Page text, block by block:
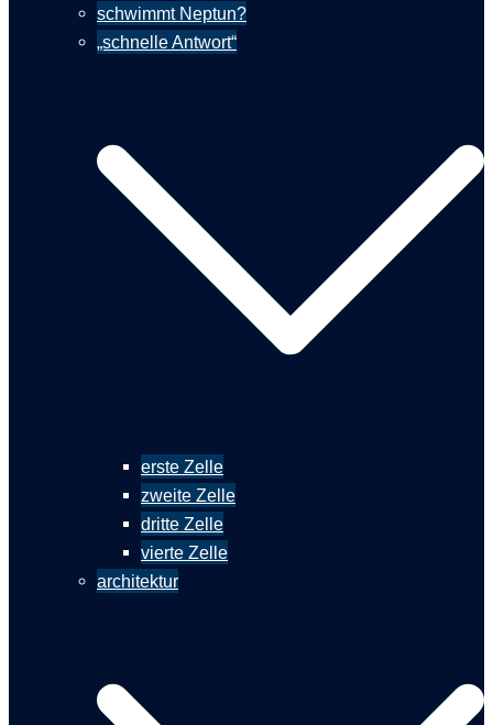
schwimmt Neptun?
„schnelle Antwort“
erste Zelle
zweite Zelle
dritte Zelle
vierte Zelle
architektur